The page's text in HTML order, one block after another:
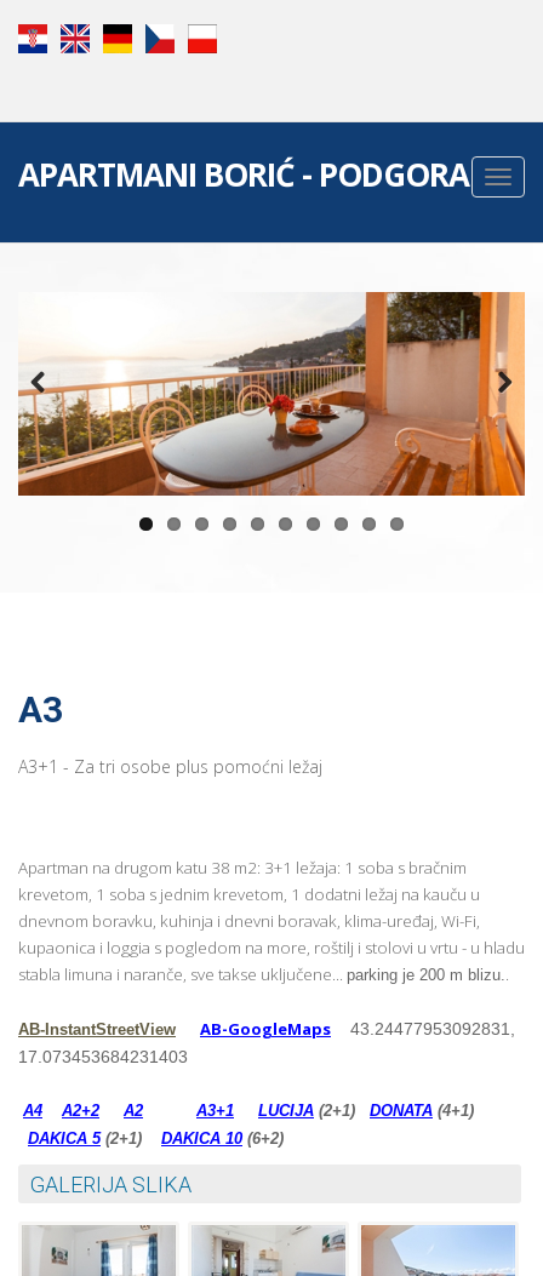
APARTMANI BORIĆ - PODGORA
A3
A3+1 - Za tri osobe plus pomoćni ležaj
Apartman na drugom katu 38 m2: 3+1 ležaja: 1 soba s bračnim
krevetom, 1 soba s jednim krevetom, 1 dodatni ležaj na kauču u
dnevnom boravku, kuhinja i dnevni boravak, klima-uređaj, Wi-Fi,
kupaonica i loggia s pogledom na more, roštilj i stolovi u vrtu - u hladu
stabla limuna i naranče, sve takse uključene... parking je 200 m blizu. .
AB-InstantStreetView AB-GoogleMaps
43.24477953092831,
17.073453684231403
A4 A2+2 A2 A3+1 LUCIJA (2+1) DONATA (4+1)
DAKICA 5(2+1) DAKICA 10 (6+2)
GALERIJA SLIKA